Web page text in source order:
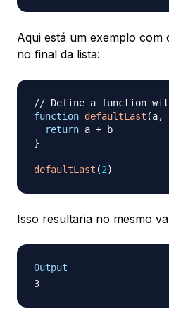
Aqui está um exemplo
no final da lista:
// Define a function
function defaultLast (a,
return a +
}
defaultLast (2)
Isso resultaria no mesmo
Output